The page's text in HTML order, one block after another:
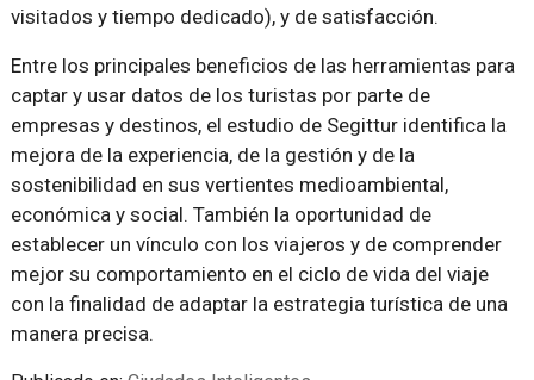
visitados y tiempo dedicado), y de satisfacción.
Entre los principales beneficios de las herramientas para
captar y usar datos de los turistas por parte de
empresas y destinos, el estudio de Segittur identifica la
mejora de la experiencia, de la gestión y de la
sostenibilidad en sus vertientes medioambiental,
económica y social. También la oportunidad de
establecer un vínculo con los viajeros y de comprender
mejor su comportamiento en el ciclo de vida del viaje
con la finalidad de adaptar la estrategia turística de una
manera precisa.